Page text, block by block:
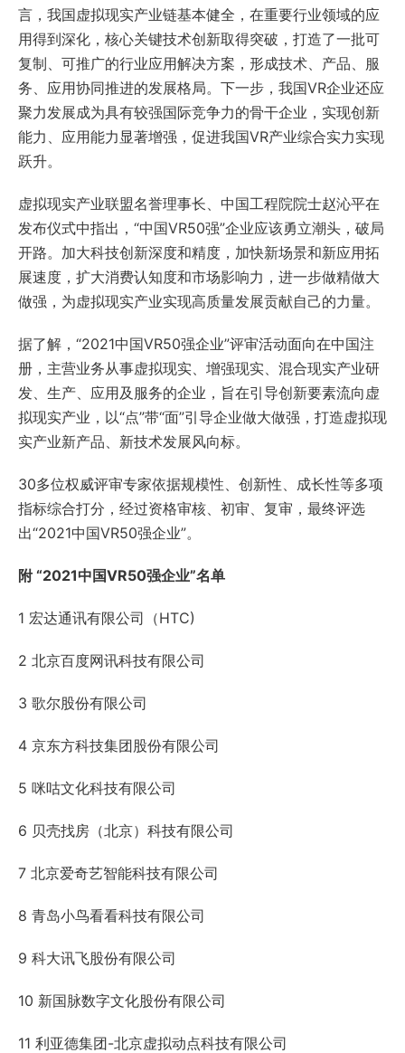
言，我国虚拟现实产业链基本健全，在重要行业领域的应
用得到深化，核心关键技术创新取得突破，打造了一批可
复制、可推广的行业应用解决方案，形成技术、产品、服
务、应用协同推进的发展格局。下一步，我国VR企业还应
聚力发展成为具有较强国际竞争力的骨干企业，实现创新
能力、应用能力显著增强，促进我国VR产业综合实力实现
跃升。
虚拟现实产业联盟名誉理事长、中国工程院院士赵沁平在
发布仪式中指出，“中国VR50强”企业应该勇立潮头，破局
开路。加大科技创新深度和精度，加快新场景和新应用拓
展速度，扩大消费认知度和市场影响力，进一步做精做大
做强，为虚拟现实产业实现高质量发展贡献自己的力量。
据了解，“2021中国VR50强企业”评审活动面向在中国注
册，主营业务从事虚拟现实、增强现实、混合现实产业研
发、生产、应用及服务的企业，旨在引导创新要素流向虚
拟现实产业，以“点”带“面”引导企业做大做强，打造虚拟现
实产业新产品、新技术发展风向标。
30多位权威评审专家依据规模性、创新性、成长性等多项
指标综合打分，经过资格审核、初审、复审，最终评选
出“2021中国VR50强企业”。
附 “2021中国VR50强企业”名单
1 宏达通讯有限公司（HTC)
2 北京百度网讯科技有限公司
3 歌尔股份有限公司
4 京东方科技集团股份有限公司
5 咪咕文化科技有限公司
6 贝壳找房（北京）科技有限公司
7 北京爱奇艺智能科技有限公司
8 青岛小鸟看看科技有限公司
9 科大讯飞股份有限公司
10 新国脉数字文化股份有限公司
11 利亚德集团-北京虚拟动点科技有限公司